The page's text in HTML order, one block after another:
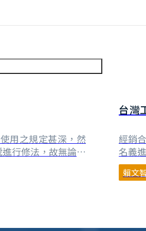
用之規定甚深，然
行修法，故無論是
參加之全國文獻傳
文嘗試就前述文獻
台灣
經銷
名義
商再
源為
賴文